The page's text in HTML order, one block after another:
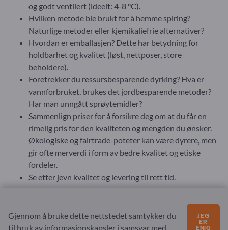
og godt ventilert (ideelt: 4-8 °C).
Hvilken metode ble brukt for å hemme spiring?
Naturlige metoder eller kjemikaliefrie alternativer?
Hvordan er emballasjen? Dette har betydning for
holdbarhet og kvalitet (løst, nettposer, store
beholdere).
Foretrekker du ressursbesparende dyrking? Hva er
vannforbruket, brukes det jordbesparende metoder?
Har man unngått sprøytemidler?
Sammenlign priser for å forsikre deg om at du får en
rimelig pris for den kvaliteten og mengden du ønsker.
Økologiske og fairtrade-poteter kan være dyrere, men
gir ofte merverdi i form av bedre kvalitet og etiske
fordeler.
Se etter jevn kvalitet og levering til rett tid.
ikke bare er av høy kvalitet, men som også er bærekraftige og
passertil formålet.
Gjennom å bruke dette nettstedet samtykker du
til bruk av informasjonskapsler i samsvar med
JEG
ER
ENIG